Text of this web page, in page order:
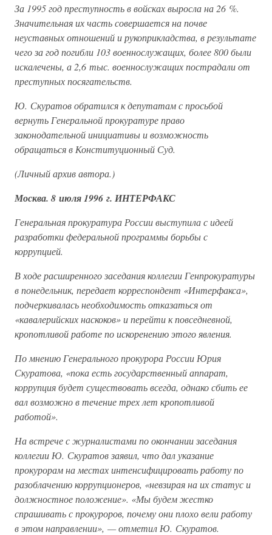
За 1995 год преступность в войсках выросла на 26 %.
Значительная их часть совершается на почве
неуставных отношений и рукоприкладства, в результате
чего за год погибли 103 военнослужащих, более 800 были
искалечены, а 2,6 тыс. военнослужащих пострадали от
преступных посягательств.
Ю. Скуратов обратился к депутатам с просьбой
вернуть Генеральной прокуратуре право
законодательной инициативы и возможность
обращаться в Конституционный Суд.
(Личный архив автора.)
Москва. 8 июля 1996 г. ИНТЕРФАКС
Генеральная прокуратура России выступила с идеей
разработки федеральной программы борьбы с
коррупцией.
В ходе расширенного заседания коллегии Генпрокуратуры
в понедельник, передает корреспондент «Интерфакса»,
подчеркивалась необходимость отказаться от
«кавалерийских наскоков» и перейти к повседневной,
кропотливой работе по искоренению этого явления.
По мнению Генерального прокурора России Юрия
Скуратова, «пока есть государственный аппарат,
коррупция будет существовать всегда, однако сбить ее
вал возможно в течение трех лет кропотливой
работой».
На встрече с журналистами по окончании заседания
коллегии Ю. Скуратов заявил, что дал указание
прокурорам на местах интенсифицировать работу по
разоблачению коррупционеров, «невзирая на их статус и
должностное положение». «Мы будем жестко
спрашивать с прокуроров, почему они плохо вели работу
в этом направлении», — отметил Ю. Скуратов.